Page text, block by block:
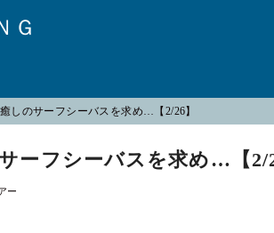
Ｇ
しのサーフシーバスを求め…【2/26】
ーフシーバスを求め…【2/
ー